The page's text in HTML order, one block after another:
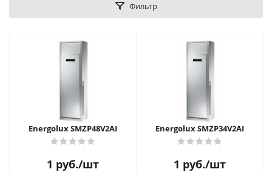
Фильтр
Energolux SMZP48V2AI
1 руб./шт
Energolux SMZP34V2AI
1 руб./шт